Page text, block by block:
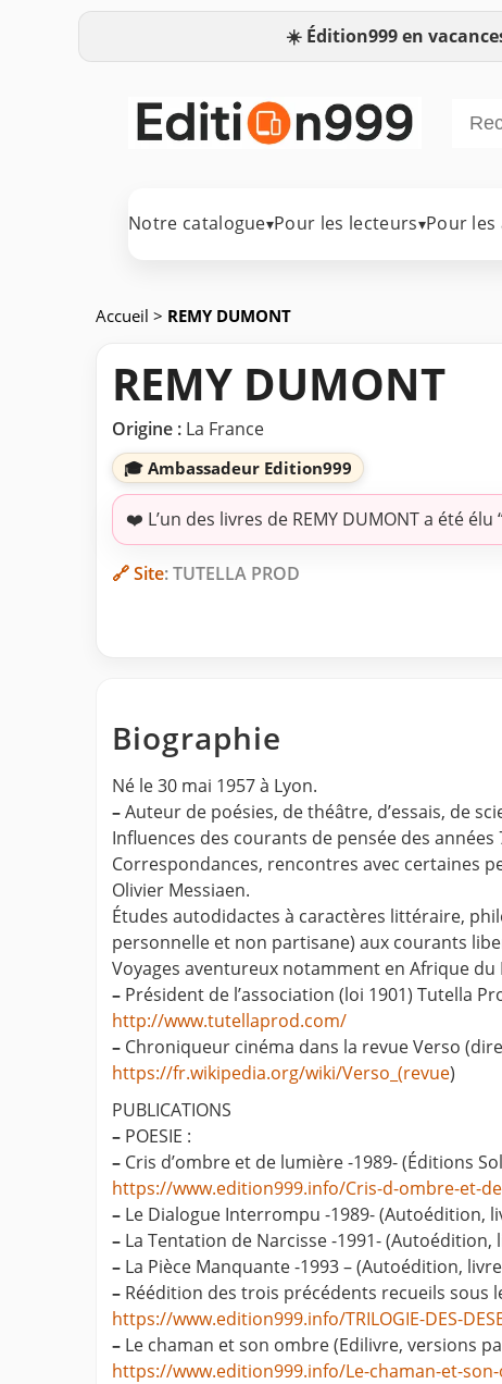
☀️ Édition999 en
Notre catalogue▾Pour les lecteurs▾Pour les
Accueil > REMY DUMONT
REMY DUMONT
Origine : La France
🎓 Ambassadeur Edition999
❤️ L’un des livres de REMY DUMONT a été
🔗 Site: TUTELLA PROD
Biographie
Né le 30 mai 1957 à Lyon.
–Auteur de poésies, de théâtre, d’essais, de
Influences des courants de pensée des
Correspondances, rencontres avec certaines
Olivier Messiaen.
Études autodidactes à caractères littéraire,
personnelle et non partisane) aux courants
Voyages aventureux notamment en Afrique
– Président de l’association (loi 1901) Tutella
http://www.tutellaprod.com/
– Chroniqueur cinéma dans la revue Verso
https://fr.wikipedia.org/wiki/Verso_(revue)
PUBLICATIONS
– POESIE :
– Cris d’ombre et de lumière -1989- (Éditions
https://www.edition999.info/Cris-d-ombre-et-
– Le Dialogue Interrompu -1989- (Autoédition,
– La Tentation de Narcisse -1991- (Autoédition,
– La Pièce Manquante -1993 – (Autoédition,
– Réédition des trois précédents recueils sous
https://www.edition999.info/TRILOGIE-DES-
– Le chaman et son ombre (Edilivre, versions
https://www.edition999.info/Le-chaman-et-